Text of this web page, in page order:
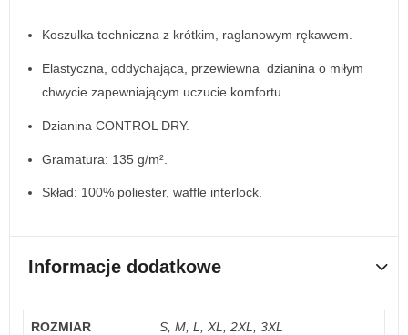
Koszulka techniczna z krótkim, raglanowym rękawem.
Elastyczna, oddychająca, przewiewna dzianina o miłym
chwycie zapewniającym uczucie komfortu.
Dzianina CONTROL DRY.
Gramatura: 135 g/m².
Skład: 100% poliester, waffle interlock.
Informacje dodatkowe
ROZMIAR S, M, L, XL, 2XL, 3XL